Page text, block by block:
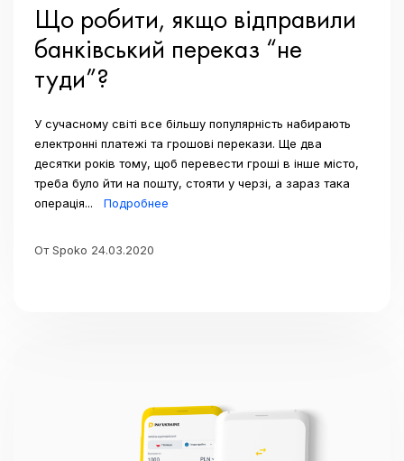
Що робити, якщо відправили
банківський переказ “не
туди”?
У сучасному світі все більшу популярність набирають
електронні платежі та грошові перекази. Ще два
десятки років тому, щоб перевести гроші в інше місто,
треба було йти на пошту, стояти у черзі, а зараз така
операція...
Подробнее
От Spoko 24.03.2020